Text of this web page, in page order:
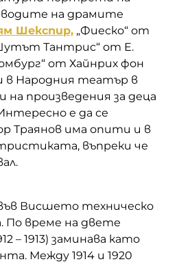
на драмите
Шекспир, „Фиеско“ от
Тантрис“ от Е.
от Хайнрих фон
в Народния театър в
на произведения за деца
е да се
Траянов има опити и в
въпреки че
Висшето техническо
По време на двете
– 1913) заминава като
Между 1914 и 1920